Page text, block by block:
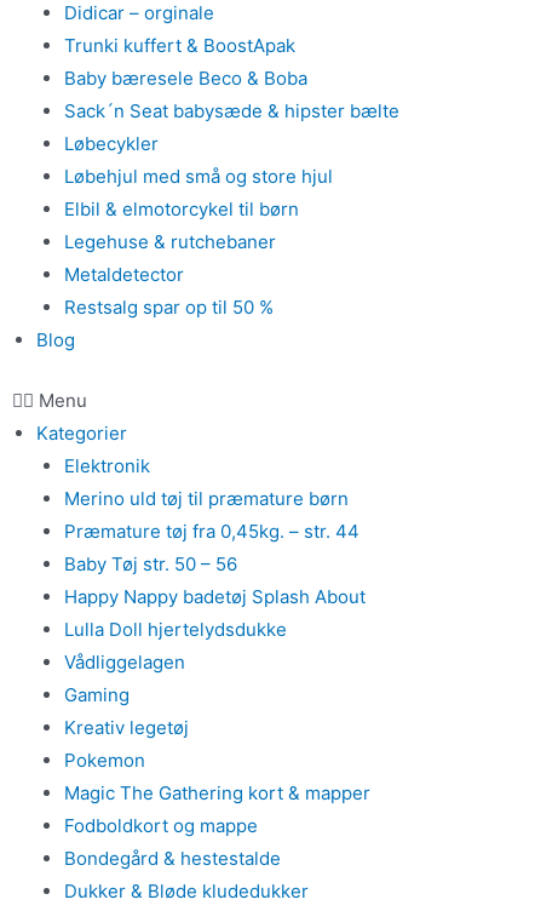
Didicar – orginale
Trunki kuffert & BoostApak
Baby bæresele Beco & Boba
Sack´n Seat babysæde & hipster bælte
Løbecykler
Løbehjul med små og store hjul
Elbil & elmotorcykel til børn
Legehuse & rutchebaner
Metaldetector
Restsalg spar op til 50 %
Blog
Menu
Kategorier
Elektronik
Merino uld tøj til præmature børn
Præmature tøj fra 0,45kg. – str. 44
Baby Tøj str. 50 – 56
Happy Nappy badetøj Splash About
Lulla Doll hjertelydsdukke
Vådliggelagen
Gaming
Kreativ legetøj
Pokemon
Magic The Gathering kort & mapper
Fodboldkort og mappe
Bondegård & hestestalde
Dukker & Bløde kludedukker